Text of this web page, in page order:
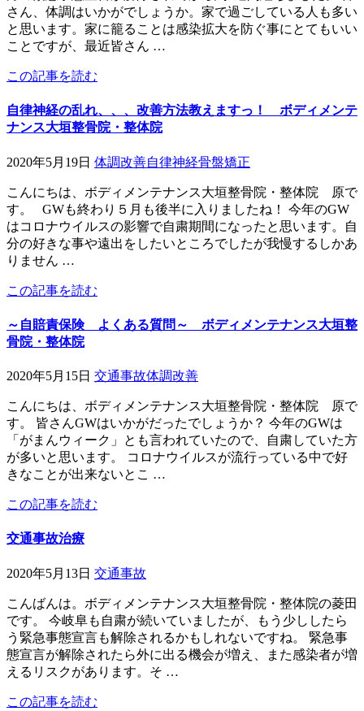
さん、体調はいかがでしょうか。家で過ごしている人も多い
と思います。家に籠ることは感染拡大を防ぐ事にとてもいい
ことですが、最近皆さん …
この記事を読む
自律神経の乱れ、、、改善方法教えますっ！ ボディメンテ
ナンス大垣整骨院・整体院
2020年5月19日 体調改善自律神経骨盤矯正
こんにちは、ボディメンテナンス大垣整骨院・整体院 原で
す。 GWも終わり５月も後半に入りましたね！ 今年のGW
はコロナウイルスの影響で自粛期間になったと思います。自
分の好きな事や遠出をしたいところでしたが我慢するしかあ
りません …
この記事を読む
～自賠責保険 よくある質問～ ボディメンテナンス大垣整
骨院・整体院
2020年5月15日 交通事故体調改善
こんにちは、ボディメンテナンス大垣整骨院・整体院 原で
す。 皆さんGWはいかがだったでしょうか？ 今年のGWは
「がまんウィーク」とも言われていたので、自粛していた方
が多いと思います。 コロナウイルスが流行っている中で好
きなことが出来ないとこ …
この記事を読む
交通事故治療
2020年5月13日 交通事故
こんばんは。ボディメンテナンス大垣整骨院・整体院の菱田
です。 今岐阜も自粛が続いていましたが、もう少ししたら
う緊急事態宣言も解除されるかもしれないですね。 緊急事
態宣言が解除されたら外に出る機会が増え、また感染者が増
えるリスクがあります。そ …
この記事を読む